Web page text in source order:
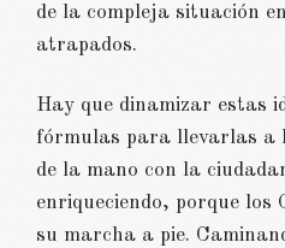
de la compleja situación
atrapados.
Hay que dinamizar estas
fórmulas para llevarlas a
de la mano con la
enriqueciendo, porque los
su marcha a pie.